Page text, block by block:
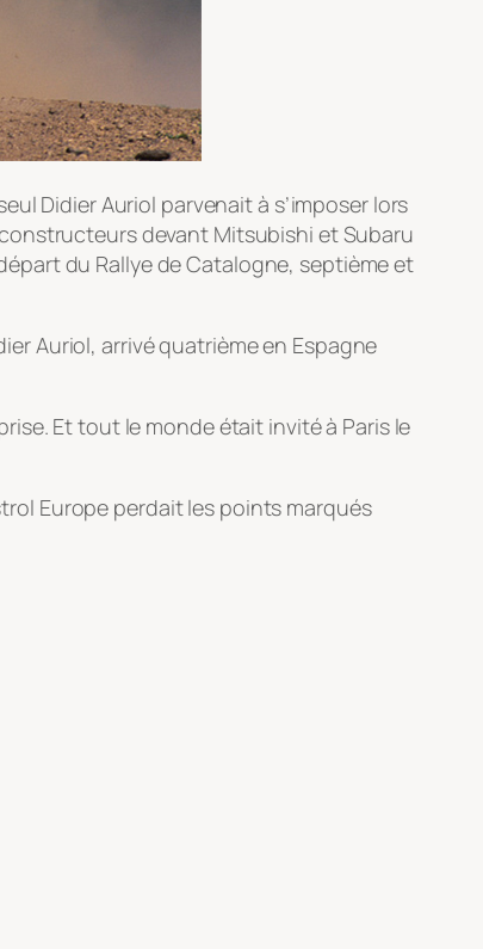
Didier Auriol parvenait à s’imposer lors
devant Mitsubishi et Subaru
du Rallye de Catalogne, septième et
Auriol, arrivé quatrième en Espagne
Et tout le monde était invité à Paris le
Europe perdait les points marqués